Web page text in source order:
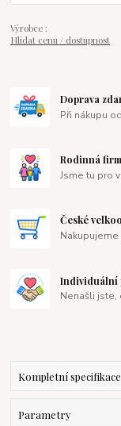
Výrobce :
Hlídat cenu / dostupnost
Doprava
Při nákupu
Rodinná
Jsme tu pro
České
Individuální
Nenašli jste,
Kompletní specifikace
Parametry